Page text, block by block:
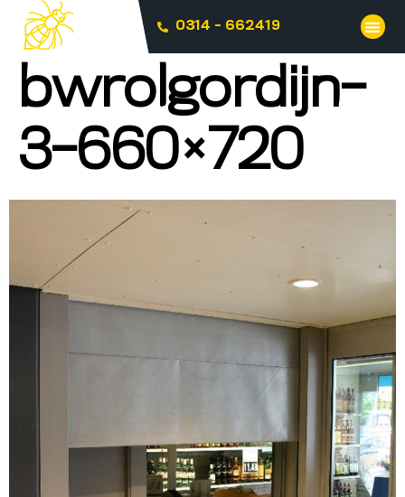
0314 - 662419
bwrolgordijn-
3-660×720